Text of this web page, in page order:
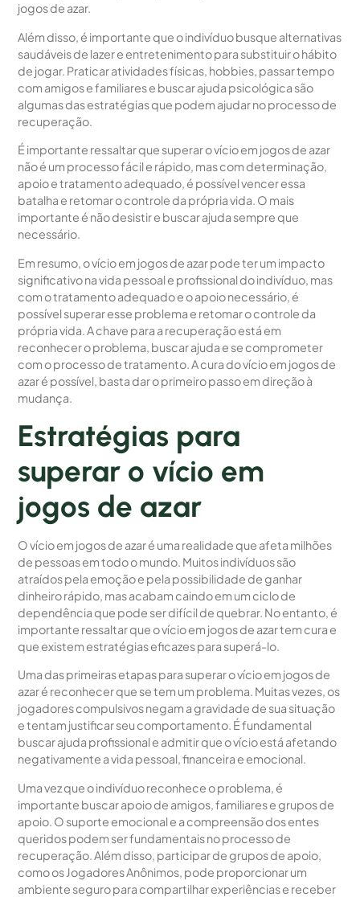
jogos de azar.
Além disso, é importante que o indivíduo busque alternativas
saudáveis de lazer e entretenimento para substituir o hábito
de jogar. Praticar atividades físicas, hobbies, passar tempo
com amigos e familiares e buscar ajuda psicológica são
algumas das estratégias que podem ajudar no processo de
recuperação.
É importante ressaltar que superar o vício em jogos de azar
não é um processo fácil e rápido, mas com determinação,
apoio e tratamento adequado, é possível vencer essa
batalha e retomar o controle da própria vida. O mais
importante é não desistir e buscar ajuda sempre que
necessário.
Em resumo, o vício em jogos de azar pode ter um impacto
significativo na vida pessoal e profissional do indivíduo, mas
com o tratamento adequado e o apoio necessário, é
possível superar esse problema e retomar o controle da
própria vida. A chave para a recuperação está em
reconhecer o problema, buscar ajuda e se comprometer
com o processo de tratamento. A cura do vício em jogos de
azar é possível, basta dar o primeiro passo em direção à
mudança.
Estratégias para
superar o vício em
jogos de azar
O vício em jogos de azar é uma realidade que afeta milhões
de pessoas em todo o mundo. Muitos indivíduos são
atraídos pela emoção e pela possibilidade de ganhar
dinheiro rápido, mas acabam caindo em um ciclo de
dependência que pode ser difícil de quebrar. No entanto, é
importante ressaltar que o vício em jogos de azar tem cura e
que existem estratégias eficazes para superá-lo.
Uma das primeiras etapas para superar o vício em jogos de
azar é reconhecer que se tem um problema. Muitas vezes, os
jogadores compulsivos negam a gravidade de sua situação
e tentam justificar seu comportamento. É fundamental
buscar ajuda profissional e admitir que o vício está afetando
negativamente a vida pessoal, financeira e emocional.
Uma vez que o indivíduo reconhece o problema, é
importante buscar apoio de amigos, familiares e grupos de
apoio. O suporte emocional e a compreensão dos entes
queridos podem ser fundamentais no processo de
recuperação. Além disso, participar de grupos de apoio,
como os Jogadores Anônimos, pode proporcionar um
ambiente seguro para compartilhar experiências e receber